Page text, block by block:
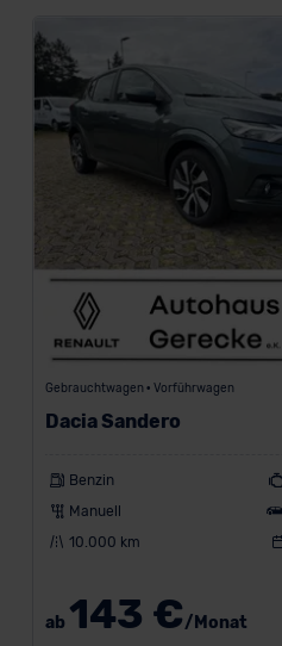
Privatkunde
Gewerbekunde
Z
g
r
e
n
Leasing
Finanzierung
L
Gebrauchtwagen • Vorführwagen
Dacia Sandero
Benzin
Manuell
10.000 km
ab 143 €/Monat